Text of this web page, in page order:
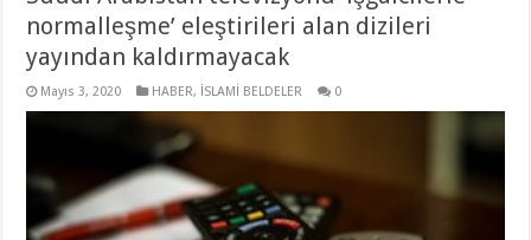
normalleşme’ eleştirileri alan dizileri
yayından kaldırmayacak
Mayıs 3, 2020 HABER, İSLAMİ BELDELER 0